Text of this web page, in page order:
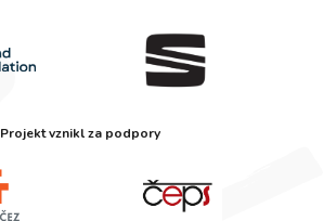
Projekt vznikl za podpory